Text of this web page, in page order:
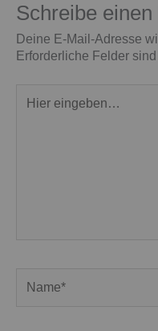
Schreibe
Deine E-Mail-Adresse
Erforderliche Felder
eingeben…